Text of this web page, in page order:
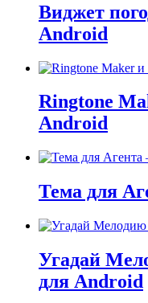
Виджет
Android
Ringtone
Android
Тема для
Угадай
для Android